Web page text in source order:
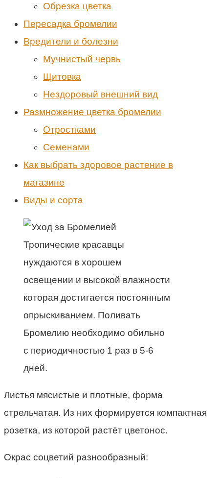
Обрезка цветка
Пересадка бромелии
Вредители и болезни
Мучнистый червь
Щитовка
Нездоровый внешний вид
Размножение цветка бромелии
Отростками
Семенами
Как выбрать здоровое растение в
магазине
Виды и сорта
Тропические красавцы
нуждаются в хорошем
освещении и высокой влажности
которая достигается постоянным
опрыскиванием. Поливать
Бромелию необходимо обильно
с периодичностью 1 раз в 5-6
дней.
Листья мясистые и плотные, форма
стрельчатая. Из них формируется компактная
розетка, из которой растёт цветонос.
Окрас соцветий разнообразный: